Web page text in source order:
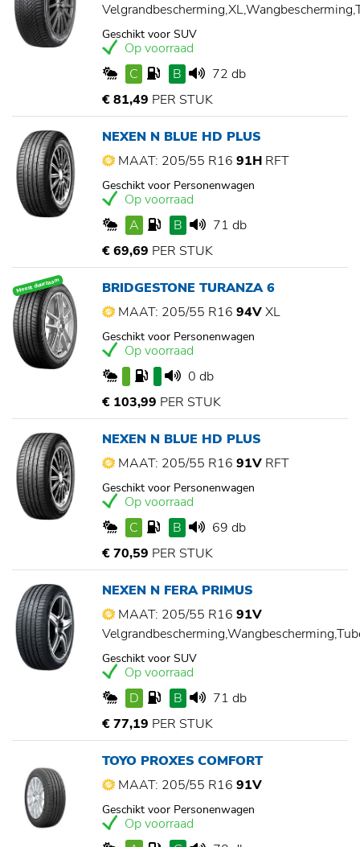
Geschikt voor SUV
Op voorraad
C
B
72 db
€ 81,49 PER STUK
NEXEN N BLUE HD PLUS
MAAT: 205/55 R16 91H RFT
Geschikt voor Personenwagen
Op voorraad
A
B
71 db
€ 69,69 PER STUK
Meest duurzaam
BRIDGESTONE TURANZA 6
MAAT: 205/55 R16 94VXL
Geschikt voor Personenwagen
Op voorraad
0 db
€ 103,99 PER STUK
NEXEN N BLUE HD PLUS
MAAT: 205/55 R16 91V RFT
Geschikt voor Personenwagen
Op voorraad
C
B
69 db
€ 70,59 PER STUK
NEXEN N FERA PRIMUS
MAAT: 205/55 R16 91V
Geschikt voor SUV
Op voorraad
D
B
71 db
€ 77,19 PER STUK
TOYO PROXES COMFORT
MAAT: 205/55 R16 91V
Geschikt voor Personenwagen
Op voorraad